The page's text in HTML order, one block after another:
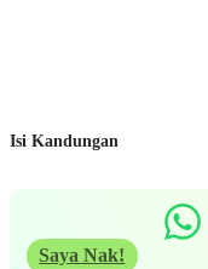
Isi Kandungan
Saya Nak!